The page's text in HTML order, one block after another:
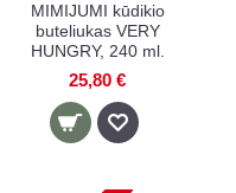
MIMIJUMI kūdikio
buteliukas VERY
HUNGRY, 240 ml.
25,80 €